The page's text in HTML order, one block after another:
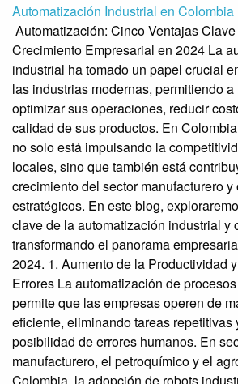
Automatización Industrial en Colombia
Automatización: Cinco Ventajas
Crecimiento Empresarial en 2024 La
industrial ha tomado un papel crucial
las industrias modernas, permitiendo
optimizar sus operaciones, reducir
calidad de sus productos. En
no solo está impulsando la
locales, sino que también está
crecimiento del sector manufacturero y
estratégicos. En este blog,
clave de la automatización industrial y
transformando el panorama
2024. 1. Aumento de la Productividad
Errores La automatización de
permite que las empresas operen de
eficiente, eliminando tareas repetitivas
posibilidad de errores humanos. En
manufacturero, el petroquímico y el
Colombia, la adopción de robots